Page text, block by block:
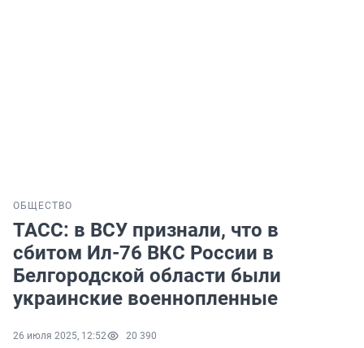
ОБЩЕСТВО
ТАСС: в ВСУ признали, что в
сбитом Ил-76 ВКС России в
Белгородской области были
украинские военнопленные
26 июля 2025, 12:52 20 390